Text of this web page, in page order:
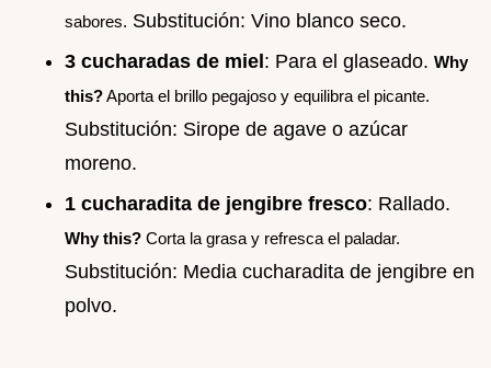
sabores. Substitución: Vino blanco seco.
3 cucharadas de miel: Para el glaseado. Why
this?Aporta el brillo pegajoso y equilibra el picante.
Substitución: Sirope de agave o azúcar
moreno.
1 cucharadita de jengibre fresco: Rallado.
Why this? Corta la grasa y refresca el paladar.
Substitución: Media cucharadita de jengibre en
polvo.